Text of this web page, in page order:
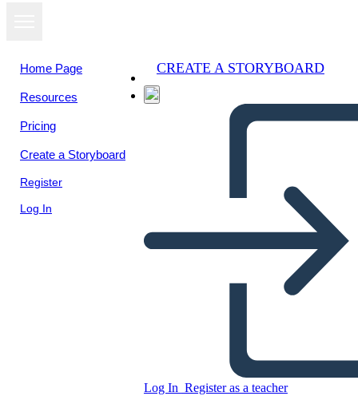
Home Page
Resources
Pricing
Create a Storyboard
Register
Log In
CREATE A STORYBOARD
Log In Register as a teacher
View as
slideshow